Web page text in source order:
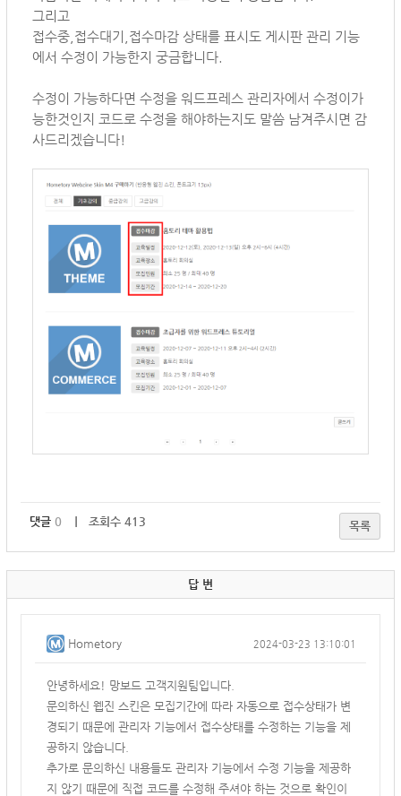
그리고
접수중,접수대기,접수마감 상태를 표시도 게시판 관리 기능
에서 수정이 가능한지 궁금합니다.
수정이 가능하다면 수정을 워드프레스 관리자에서 수정이가
능한것인지 코드로 수정을 해야하는지도 말씀 남겨주시면 감
사드리겠습니다!
댓글 0 ｜ 조회수 413 목록
답 변
Hometory 2024-03-23 13:10:01
안녕하세요! 망보드 고객지원팀입니다.
문의하신 웹진 스킨은 모집기간에 따라 자동으로 접수상태가 변
경되기 때문에 관리자 기능에서 접수상태를 수정하는 기능을 제
공하지 않습니다.
추가로 문의하신 내용들도 관리자 기능에서 수정 기능을 제공하
지 않기 때문에 직접 코드를 수정해 주셔야 하는 것으로 확인이